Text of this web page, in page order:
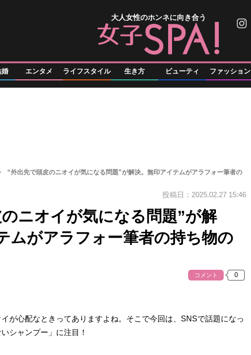
大人女性のホンネに向き合う
婚 エンタメ ライフスタイル 生き方 ビューティ ファッション
“外出先で頭皮のニオイが気になる問題”が解決。無印アイテムがアラフォー筆者の
投稿日：2025.02.27 15:46
ニオイが気になる問題”が解
ムがアラフォー筆者の持ち物の
コメント
が心配なときってありますよね。そこで今回は、SNSで話題になっ
シャンプー」に注目！